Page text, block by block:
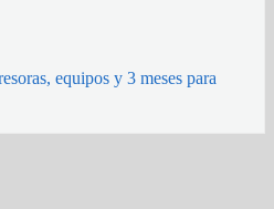
equipos y 3 meses para